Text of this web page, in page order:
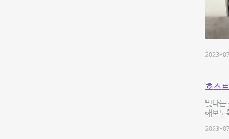
2023-
호스
빛나는
해보도
2023-